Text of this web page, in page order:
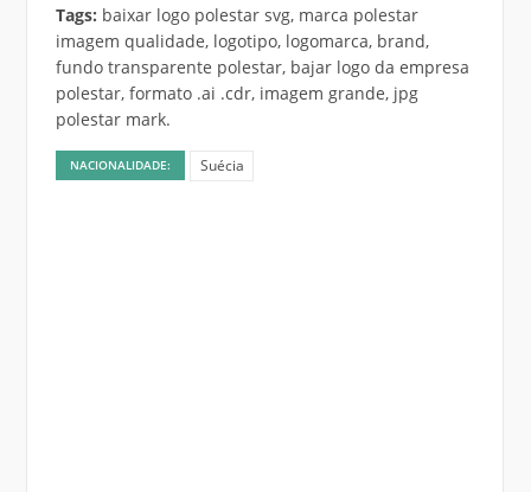
Tags: baixar logo polestar svg, marca polestar
imagem qualidade, logotipo, logomarca, brand,
fundo transparente polestar, bajar logo da empresa
polestar, formato .ai .cdr, imagem grande, jpg
polestar mark.
NACIONALIDADE: Suécia